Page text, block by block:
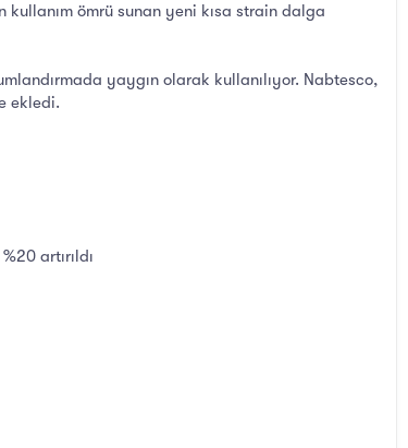
ömrü sunan yeni kısa strain dalga
yaygın olarak kullanılıyor. Nabtesco,
ekledi.
artırıldı